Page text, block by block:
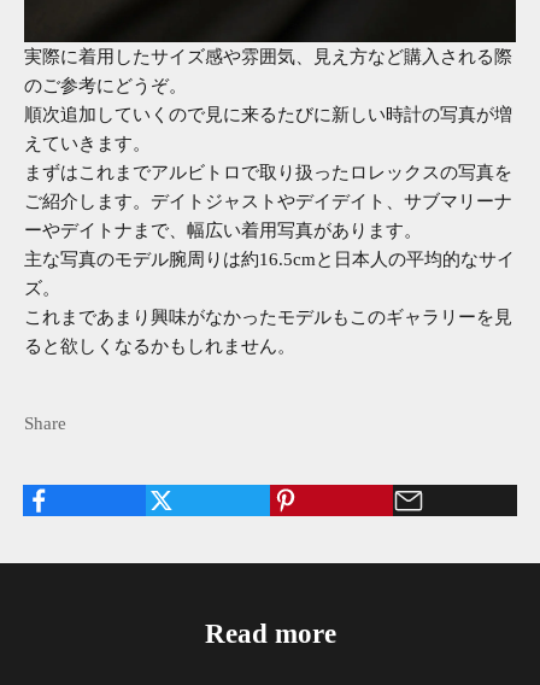
実際に着用したサイズ感や雰囲気、見え方など購入される際
のご参考にどうぞ。
順次追加していくので見に来るたびに新しい時計の写真が増
えていきます。
まずはこれまでアルビトロで取り扱ったロレックスの写真を
ご紹介します。デイトジャストやデイデイト、サブマリーナ
ーやデイトナまで、幅広い着用写真があります。
主な写真のモデル腕周りは約16.5cmと日本人の平均的なサイ
ズ。
これまであまり興味がなかったモデルもこのギャラリーを見
ると欲しくなるかもしれません。
Share
Read more